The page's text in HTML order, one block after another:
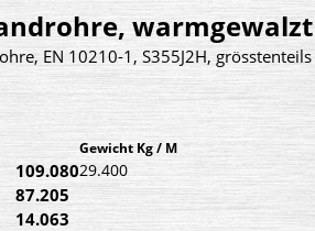
warmgewalzt
EN 10210-1, S355J2H,
109.080
87.205
14.063
Gewicht Kg / M
29.400